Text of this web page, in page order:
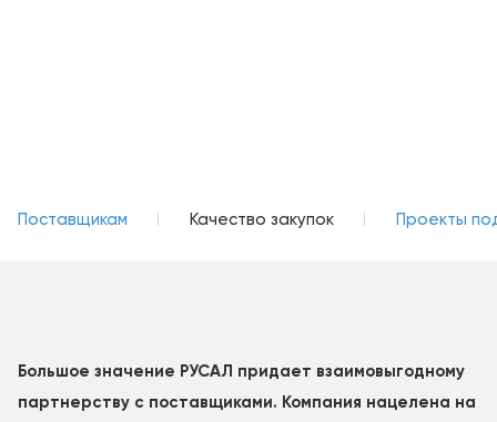
Поставщикам Качество закупок Проекты
Большое значение РУСАЛ придает взаимовыгодному
партнерству с поставщиками. Компания нацелена на